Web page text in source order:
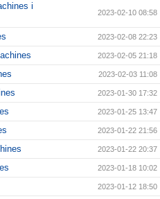
i
2023-02-10 08:58
2023-02-08 22:23
2023-02-05 21:18
2023-02-03 11:08
2023-01-30 17:32
2023-01-25 13:47
2023-01-22 21:56
2023-01-22 20:37
2023-01-18 10:02
2023-01-12 18:50